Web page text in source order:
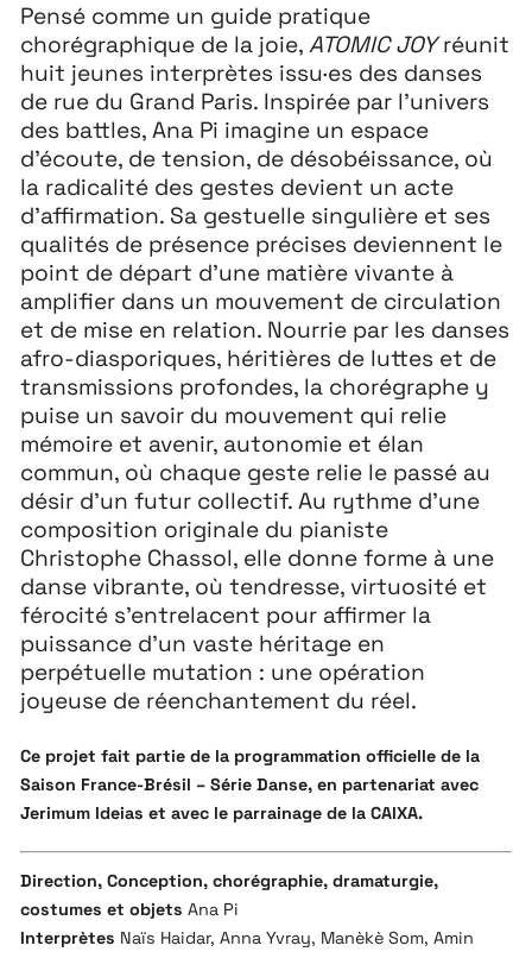
Extensions26
26 JUILLET ↘ 5 SEPTEMBRE
Playground26
3 ↘ 29 NOVEMBRE
Festival26
11 MAI ↘ 13 JUIN
Pensé comme un guide pratique
chorégraphique de la joie,ATOMIC JOYréunit
huit jeunes interprètes issu·es des danses
de rue du Grand Paris. Inspirée par l’univers
des battles, Ana Pi imagine un espace
d’écoute, de tension, de désobéissance, où
la radicalité des gestes devient un acte
d’affirmation. Sa gestuelle singulière et ses
qualités de présence précises deviennent le
point de départ d’une matière vivante à
amplifier dans un mouvement de circulation
et de mise en relation. Nourrie par les danses
afro-diasporiques, héritières de luttes et de
transmissions profondes, la chorégraphe y
puise un savoir du mouvement qui relie
mémoire et avenir, autonomie et élan
commun, où chaque geste relie le passé au
désir d’un futur collectif. Au rythme d’une
composition originale du pianiste
Christophe Chassol, elle donne forme à une
danse vibrante, où tendresse, virtuosité et
férocité s’entrelacent pour affirmer la
puissance d’un vaste héritage en
perpétuelle mutation : une opération
joyeuse de réenchantement du réel.
Ce projet fait partie de la programmation officielle de la
Saison France-Brésil – Série Danse, en partenariat avec
Jerimum Ideias et avec le parrainage de la CAIXA.
Direction, Conception, chorégraphie, dramaturgie,
costumes et objets Ana Pi
Interprètes Naïs Haidar, Anna Yvray, Manèkè Som, Amin